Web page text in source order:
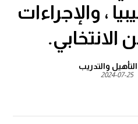
، والإجراءات
التأهيل والتدريب
2024-07-25